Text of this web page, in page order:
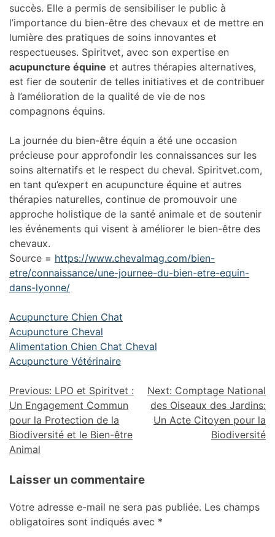
succès. Elle a permis de sensibiliser le public à
l’importance du bien-être des chevaux et de mettre en
lumière des pratiques de soins innovantes et
respectueuses. Spiritvet, avec son expertise en
acupuncture équine et autres thérapies alternatives,
est fier de soutenir de telles initiatives et de contribuer
à l’amélioration de la qualité de vie de nos
compagnons équins.
La journée du bien-être équin a été une occasion
précieuse pour approfondir les connaissances sur les
soins alternatifs et le respect du cheval. Spiritvet.com,
en tant qu’expert en acupuncture équine et autres
thérapies naturelles, continue de promouvoir une
approche holistique de la santé animale et de soutenir
les événements qui visent à améliorer le bien-être des
chevaux.
Source = https://www.chevalmag.com/bien-
etre/connaissance/une-journee-du-bien-etre-equin-
dans-lyonne/
Acupuncture Chien Chat
Acupuncture Cheval
Alimentation Chien Chat Cheval
Acupuncture Vétérinaire
Previous: LPO et Spiritvet :
Un Engagement Commun
pour la Protection de la
Biodiversité et le Bien-être
Animal
Next: Comptage National
des Oiseaux des Jardins:
Un Acte Citoyen pour la
Biodiversité
Laisser un commentaire
Votre adresse e-mail ne sera pas publiée. Les champs
obligatoires sont indiqués avec *